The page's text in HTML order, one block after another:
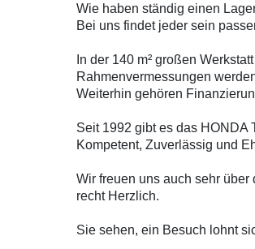
Wie haben ständig einen
Bei uns findet jeder sein
In der 140 m² großen
Rahmenvermessungen
Weiterhin gehören
Seit 1992 gibt es das HONDA
Kompetent, Zuverlässig und
Wir freuen uns auch sehr
recht Herzlich.
Sie sehen, ein Besuch lohnt